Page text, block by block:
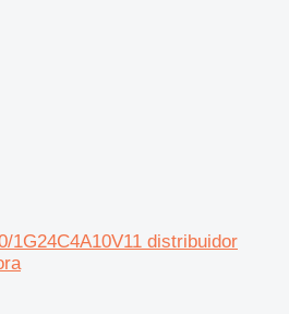
1G24C4A10V11 distribuidor